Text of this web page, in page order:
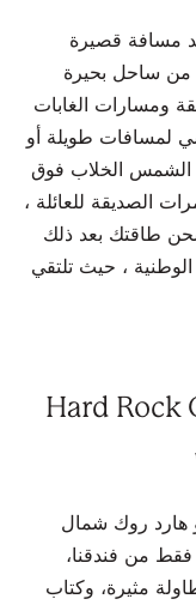
مسافة قصيرة
لاستكشاف 15 أميال من ساحل بحيرة
ومسارات الغابات
لمسافات طويلة أو
الشمس الخلاب فوق
الصديقة للعائلة ،
شحن طاقتك بعد ذلك
الوطنية ، حيث تلتقي
Hard Rock
هارد روك شمال
فقط من فندقنا،
وألعاب طاولة مثيرة، وكتاب